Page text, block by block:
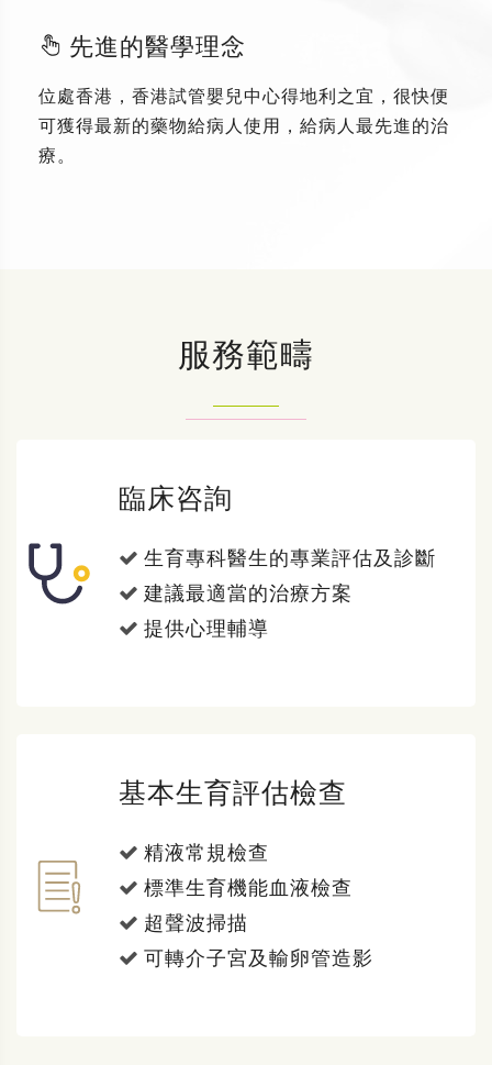
先進的醫學理念
位處香港，香港試管嬰兒中心得地利之宜，很快便
可獲得最新的藥物給病人使用，給病人最先進的治
療。
服務範疇
臨床咨詢
生育專科醫生的專業評估及診斷
建議最適當的治療方案
提供心理輔導
基本生育評估檢查
精液常規檢查
標準生育機能血液檢查
超聲波掃描
可轉介子宮及輸卵管造影